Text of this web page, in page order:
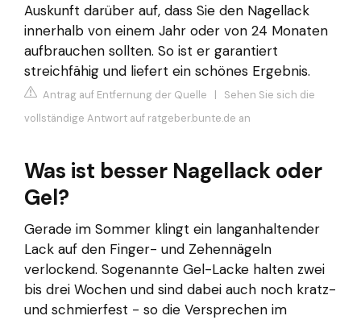
Auskunft darüber auf, dass Sie den Nagellack
innerhalb von einem Jahr oder von 24 Monaten
aufbrauchen sollten. So ist er garantiert
streichfähig und liefert ein schönes Ergebnis.
Antrag auf Entfernung der Quelle | Sehen Sie sich die
vollständige Antwort auf ratgeber.bunte.de an
Was ist besser Nagellack oder
Gel?
Gerade im Sommer klingt ein langanhaltender
Lack auf den Finger- und Zehennägeln
verlockend. Sogenannte Gel-Lacke halten zwei
bis drei Wochen und sind dabei auch noch kratz-
und schmierfest - so die Versprechen im